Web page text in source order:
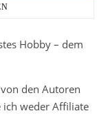
Hobby – dem
den Autoren
ich weder Affiliate